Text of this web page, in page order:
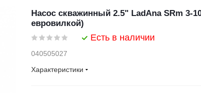
Насос скважинный 2.5" LadAna SRm 3-
евровилкой)
Есть в наличии
040505027
Характеристики